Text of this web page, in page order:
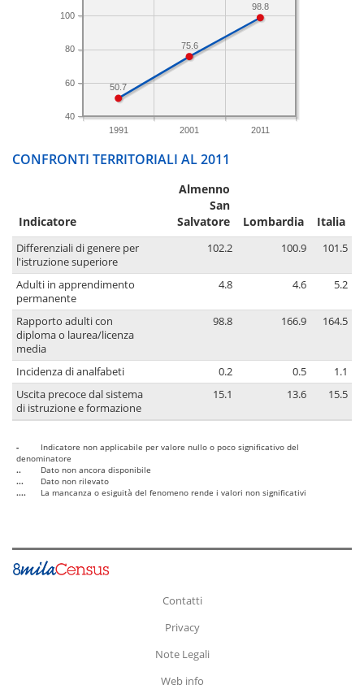
1991 2001 2011
40
60
80
100
98.8
75.6
50.7
CONFRONTI TERRITORIALI AL 2011
Indicatore
Almenno
San
Salvatore
Lombardia Italia
Differenziali di genere per
l'istruzione superiore
102.2 100.9 101.5
Adulti in apprendimento
permanente
4.8 4.6 5.2
Rapporto adulti con
diploma o laurea/licenza
media
98.8 166.9 164.5
Incidenza di analfabeti 0.2 0.5
1.1
Uscita precoce dal sistema
di istruzione e formazione
15.1 13.6 15.5
-
Indicatore non applicabile per valore nullo o poco significativo del
denominatore
..
Dato non ancora disponibile
...
Dato non rilevato
....
La mancanza o esiguità del fenomeno rende i valori non significativi
Contatti
Privacy
Note Legali
Web info